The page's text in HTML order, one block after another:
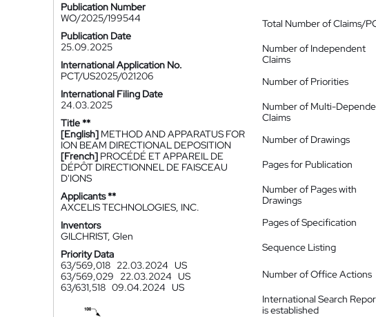
Publication Number
WO/2025/199544
Publication Date
25.09.2025
International Application No.
PCT/US2025/021206
International Filing Date
24.03.2025
Title **
[English] METHOD AND APPARATUS FOR
ION BEAM DIRECTIONAL DEPOSITION
[French] PROCÉDÉ ET APPAREIL DE
DÉPÔT DIRECTIONNEL DE FAISCEAU
D'IONS
Applicants **
AXCELIS TECHNOLOGIES, INC.
Inventors
GILCHRIST, Glen
Priority Data
63/569,018 22.03.2024 US
63/569,029
22.03.2024 US
63/631,518 09.04.2024 US
Total Number of Claims/
Number of Independent
Claims
Number of Priorities
Number of Multi-
Claims
Number of Drawings
Pages for Publication
Number of Pages with
Drawings
Pages of Specification
Sequence Listing
Number of Office Actions
International Search
is established